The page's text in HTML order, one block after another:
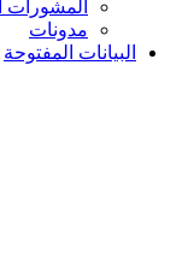
المشورات
مدونات
البيانات المفتوحة